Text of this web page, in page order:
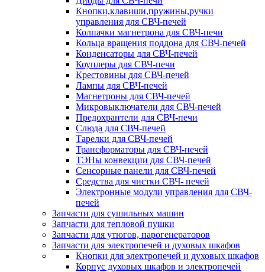
Кнопки,клавиши,пружины,ручки
управления для СВЧ-печей
Колпачки магнетрона для СВЧ-печи
Кольца вращения поддона для СВЧ-печей
Конденсаторы для СВЧ-печей
Коуплеры для СВЧ-печи
Крестовины для СВЧ-печей
Лампы для СВЧ-печей
Магнетроны для СВЧ-печей
Микровыключатели для СВЧ-печей
Предохрантели для СВЧ-печи
Слюда для СВЧ-печей
Тарелки для СВЧ-печей
Трансформаторы для СВЧ-печей
ТЭНы конвекции для СВЧ-печей
Сенсорные панели для СВЧ-печей
Средства для чистки СВЧ- печей
Электронные модули управления для СВЧ-
печей
Запчасти для сушильных машин
Запчасти для тепловой пушки
Запчасти для утюгов, парогенераторов
Запчасти для электропечей и духовых шкафов
Кнопки для электропечей и духовых шкафов
Корпус духовых шкафов и электропечей